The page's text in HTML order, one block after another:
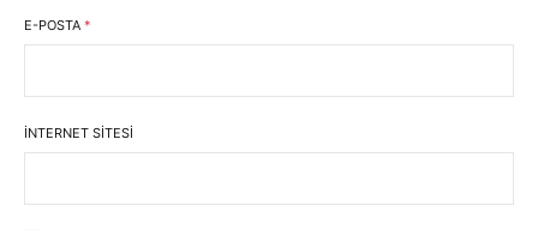
E-POSTA *
İNTERNET SITESI